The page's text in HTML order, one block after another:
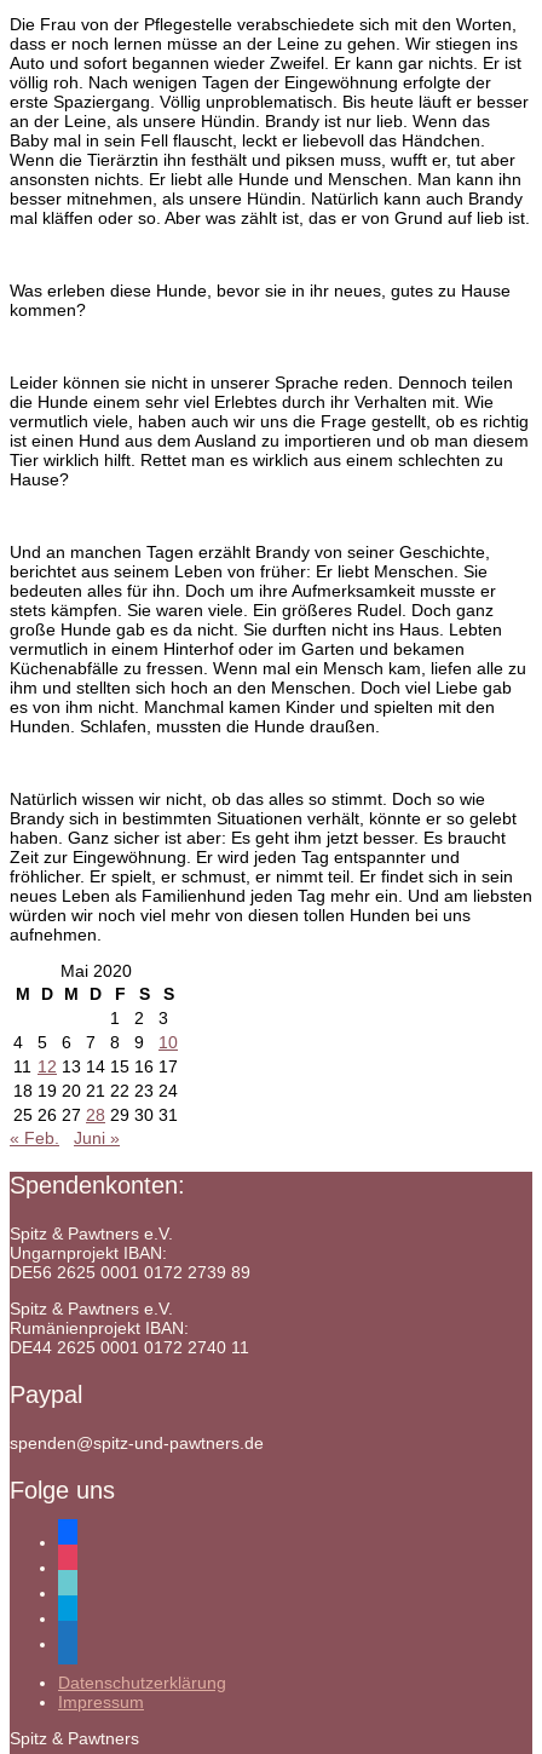
Die Frau von der Pflegestelle verabschiedete sich mit den Worten,
dass er noch lernen müsse an der Leine zu gehen. Wir stiegen ins
Auto und sofort begannen wieder Zweifel. Er kann gar nichts. Er ist
völlig roh. Nach wenigen Tagen der Eingewöhnung erfolgte der
erste Spaziergang. Völlig unproblematisch. Bis heute läuft er besser
an der Leine, als unsere Hündin. Brandy ist nur lieb. Wenn das
Baby mal in sein Fell flauscht, leckt er liebevoll das Händchen.
Wenn die Tierärztin ihn festhält und piksen muss, wufft er, tut aber
ansonsten nichts. Er liebt alle Hunde und Menschen. Man kann ihn
besser mitnehmen, als unsere Hündin. Natürlich kann auch Brandy
mal kläffen oder so. Aber was zählt ist, das er von Grund auf lieb ist.
Was erleben diese Hunde, bevor sie in ihr neues, gutes zu Hause
kommen?
Leider können sie nicht in unserer Sprache reden. Dennoch teilen
die Hunde einem sehr viel Erlebtes durch ihr Verhalten mit. Wie
vermutlich viele, haben auch wir uns die Frage gestellt, ob es richtig
ist einen Hund aus dem Ausland zu importieren und ob man diesem
Tier wirklich hilft. Rettet man es wirklich aus einem schlechten zu
Hause?
Und an manchen Tagen erzählt Brandy von seiner Geschichte,
berichtet aus seinem Leben von früher: Er liebt Menschen. Sie
bedeuten alles für ihn. Doch um ihre Aufmerksamkeit musste er
stets kämpfen. Sie waren viele. Ein größeres Rudel. Doch ganz
große Hunde gab es da nicht. Sie durften nicht ins Haus. Lebten
vermutlich in einem Hinterhof oder im Garten und bekamen
Küchenabfälle zu fressen. Wenn mal ein Mensch kam, liefen alle zu
ihm und stellten sich hoch an den Menschen. Doch viel Liebe gab
es von ihm nicht. Manchmal kamen Kinder und spielten mit den
Hunden. Schlafen, mussten die Hunde draußen.
Natürlich wissen wir nicht, ob das alles so stimmt. Doch so wie
Brandy sich in bestimmten Situationen verhält, könnte er so gelebt
haben. Ganz sicher ist aber: Es geht ihm jetzt besser. Es braucht
Zeit zur Eingewöhnung. Er wird jeden Tag entspannter und
fröhlicher. Er spielt, er schmust, er nimmt teil. Er findet sich in sein
neues Leben als Familienhund jeden Tag mehr ein. Und am liebsten
würden wir noch viel mehr von diesen tollen Hunden bei uns
aufnehmen.
Mai 2020
M
D M D F S
S
1
2
3
4
5 6 7 8 9
10
11 12 13 14 15 16 17
18 19 20 21 22 23 24
25 26 27 28 29 30 31
« Feb.
Juni »
Spendenkonten:
Spitz & Pawtners e.V.
Ungarnprojekt IBAN:
DE56 2625 0001 0172 2739 89
Spitz & Pawtners e.V.
Rumänienprojekt IBAN:
DE44 2625 0001 0172 2740 11
Paypal
spenden@spitz-und-pawtners.de
Folge uns
Datenschutzerklärung
Impressum
Spitz & Pawtners